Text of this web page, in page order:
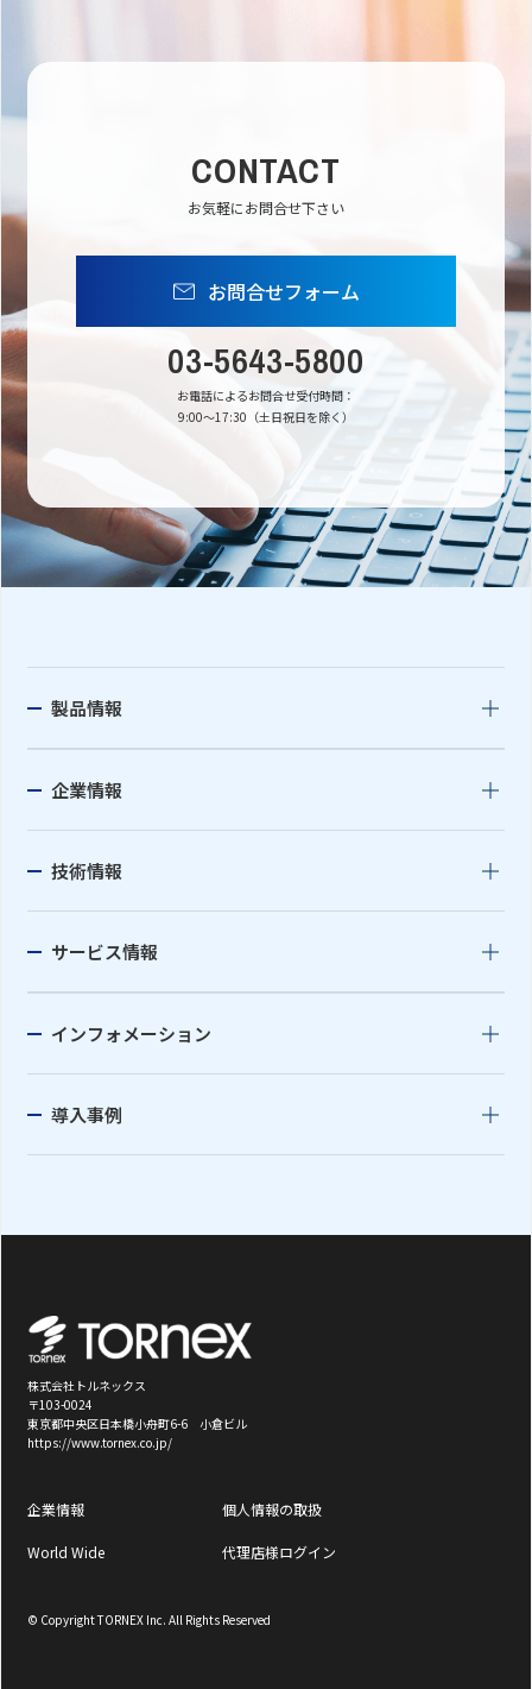
CONTACT
お気軽にお問合せ下さい
お問合せフォーム
03-5643-5800
お電話によるお問合せ受付時間：
9:00〜17:30（土日祝日を除く）
製品情報
企業情報
技術情報
サービス情報
インフォメーション
導入事例
株式会社トルネックス
〒103-0024
東京都中央区日本橋小舟町6-6 小倉ビル
https://www.tornex.co.jp/
企業情報 個人情報の取扱
World Wide 代理店様ログイン
© Copyright TORNEX Inc. All Rights Reserved